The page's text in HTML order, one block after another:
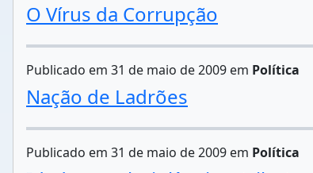
O Vírus da Corrupção
Publicado em 31 de maio de 2009 em Política
Nação de Ladrões
Publicado em 31 de maio de 2009 em Política